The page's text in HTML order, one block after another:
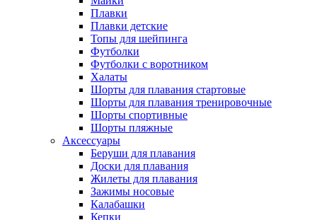
Плавки
Плавки детские
Топы для шейпинга
Футболки
Футболки с воротником
Халаты
Шорты для плавания стартовые
Шорты для плавания тренировочные
Шорты спортивные
Шорты пляжные
Аксессуары
Беруши для плавания
Доски для плавания
Жилеты для плавания
Зажимы носовые
Калабашки
Кепки